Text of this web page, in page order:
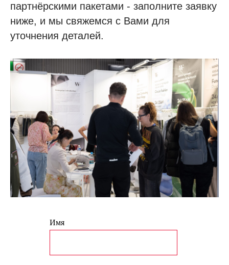
партнёрскими пакетами - заполните заявку
ниже, и мы свяжемся с Вами для
уточнения деталей.
Имя